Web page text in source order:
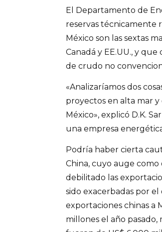
El Departamento de
reservas técnicamente
México son las sextas
Canadá y EE.UU., y
de crudo no
«Analizaríamos dos
proyectos en alta mar
México», explicó D.K.
una empresa
Podría haber cierta
China, cuyo auge
debilitado las
sido exacerbadas por
exportaciones chinas a
millones el año pasado,